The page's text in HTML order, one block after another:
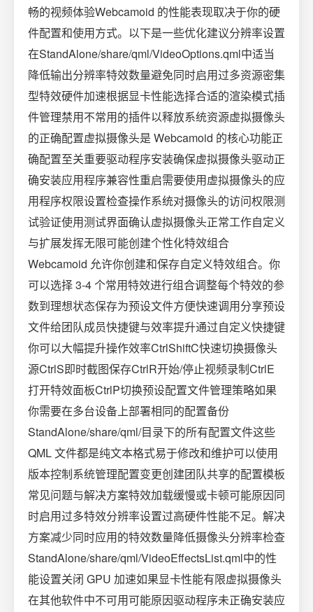
畅的视频体验Webcamoid 的性能表现取决于你的硬
件配置和使用方式。以下是一些优化建议分辨率设置
在StandAlone/share/qml/VideoOptions.qml中适当
降低输出分辨率特效数量避免同时启用过多资源密集
型特效硬件加速根据显卡性能选择合适的渲染模式插
件管理禁用不常用的插件以释放系统资源虚拟摄像头
的正确配置虚拟摄像头是 Webcamoid 的核心功能正
确配置至关重要驱动程序安装确保虚拟摄像头驱动正
确安装应用程序兼容性重启需要使用虚拟摄像头的应
用程序权限设置检查操作系统对摄像头的访问权限测
试验证使用测试界面确认虚拟摄像头正常工作自定义
与扩展发挥无限可能创建个性化特效组合
Webcamoid 允许你创建和保存自定义特效组合。你
可以选择 3-4 个常用特效进行组合调整每个特效的参
数到理想状态保存为预设文件方便快速调用分享预设
文件给团队成员快捷键与效率提升通过自定义快捷键
你可以大幅提升操作效率CtrlShiftC快速切换摄像头
源CtrlS即时截图保存CtrlR开始/停止视频录制CtrlE
打开特效面板CtrlP切换预设配置文件管理策略如果
你需要在多台设备上部署相同的配置备份
StandAlone/share/qml/目录下的所有配置文件这些
QML 文件都是纯文本格式易于修改和维护可以使用
版本控制系统管理配置变更创建团队共享的配置模板
常见问题与解决方案特效加载缓慢或卡顿可能原因同
时启用过多特效分辨率设置过高硬件性能不足。解决
方案减少同时应用的特效数量降低摄像头分辨率检查
StandAlone/share/qml/VideoEffectsList.qml中的性
能设置关闭 GPU 加速如果显卡性能有限虚拟摄像头
在其他软件中不可用可能原因驱动程序未正确安装应